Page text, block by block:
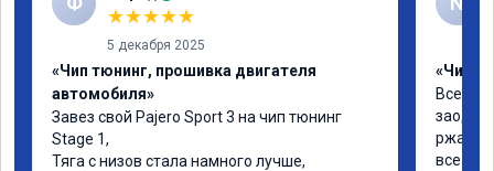
★★★★★
5 декабря 2025
«Чип тюнинг, прошивка двигателя
автомобиля»
Завез свой Pajero Sport 3 на чип тюнинг
Stage 1,
Тяга с низов стала намного лучше,
«Чип
Все
заодно
ржавые
все же